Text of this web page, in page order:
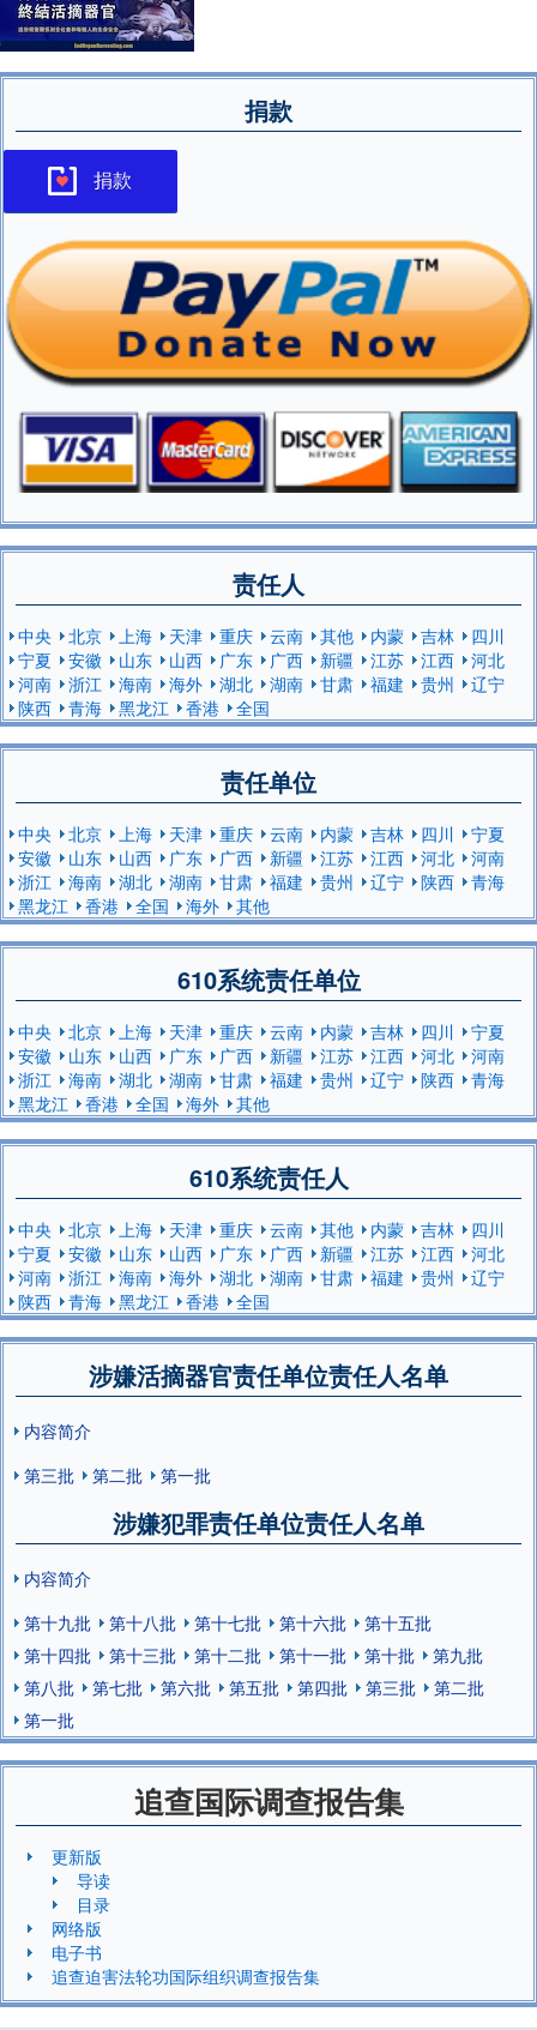
捐款
捐款
责任人
中央 北京 上海 天津 重庆 云南 其他 内蒙 吉林
四川
宁夏
安徽 山东 山西 广东 广西 新疆 江苏 江西
河北
河南
浙江 海南 海外 湖北 湖南 甘肃 福建 贵州
辽宁
陕西
青海 黑龙江 香港 全国
责任单位
中央 北京 上海 天津 重庆 云南 内蒙 吉林 四川
宁夏
安徽
山东 山西 广东 广西 新疆 江苏 江西 河北
河南
浙江
海南 湖北 湖南 甘肃 福建 贵州 辽宁 陕西
青海
黑龙江
香港 全国 海外 其他
610系统责任单位
中央 北京 上海 天津 重庆 云南 内蒙 吉林 四川
宁夏
安徽
山东 山西 广东 广西 新疆 江苏 江西 河北
河南
浙江
海南 湖北 湖南 甘肃 福建 贵州 辽宁 陕西
青海
黑龙江
香港 全国 海外 其他
610系统责任人
中央 北京 上海 天津 重庆 云南 其他 内蒙 吉林
四川
宁夏
安徽 山东 山西 广东 广西 新疆 江苏 江西
河北
河南
浙江 海南 海外 湖北 湖南 甘肃 福建 贵州
辽宁
陕西
青海 黑龙江 香港 全国
涉嫌活摘器官责任单位责任人名单
内容简介
第三批
第二批 第一批
涉嫌犯罪责任单位责任人名单
内容简介
第十九批
第十八批 第十七批 第十六批
第十五批
第十四批
第十三批 第十二批 第十一批 第十批
第九批
第八批
第七批 第六批 第五批 第四批 第三批
第二批
第一批
追查国际调查报告集
更新版
导读
目录
网络版
电子书
追查迫害法轮功国际组织调查报告集